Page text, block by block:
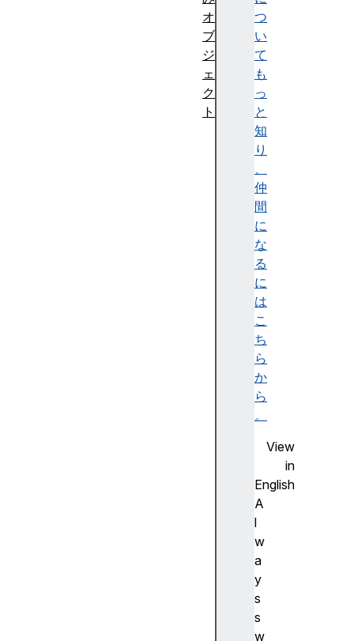
つ
い
て
も
っ
と
知
り
、
仲
間
に
な
る
に
は
こ
ち
ら
か
ら
。
View
in
English
A
l
w
a
y
s
s
w
オ
ブ
ジ
ェ
ク
ト